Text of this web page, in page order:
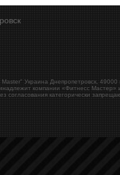
Украина Днепропетровск 49000
компании «Фитнесс Мастер»
согласования категорически